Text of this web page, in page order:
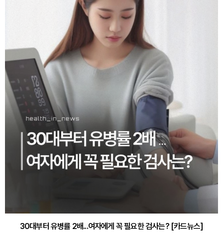
감기·독감 예방하고 면역력 높이는 4가지 영양제 [카드뉴스]